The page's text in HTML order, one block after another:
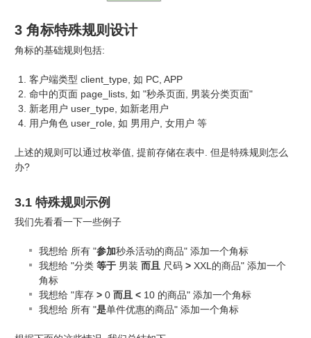
3 角标特殊规则设计
角标的基础规则包括:
客户端类型 client_type, 如 PC, APP
命中的页面 page_lists, 如 "秒杀页面, 男装分类页面"
新老用户 user_type, 如新老用户
用户角色 user_role, 如 男用户, 女用户 等
上述的规则可以通过枚举值, 提前存储在表中. 但是特殊规则怎么
办?
3.1 特殊规则示例
我们先看看一下一些例子
我想给 所有 "参加秒杀活动的商品" 添加一个角标
我想给 "分类 等于 男装 而且 尺码 > XXL的商品" 添加一个
角标
我想给 "库存 > 0 而且 < 10 的商品" 添加一个角标
我想给 所有 "是单件优惠的商品" 添加一个角标